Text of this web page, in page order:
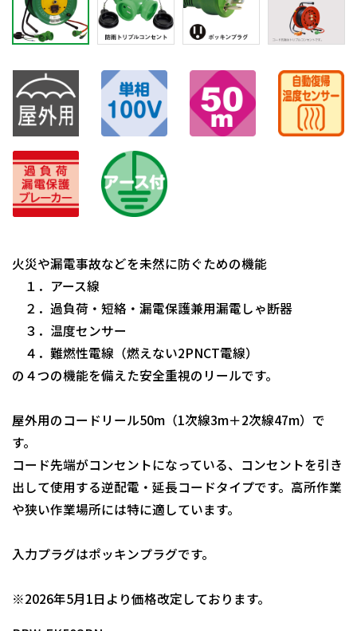
火災や漏電事故などを未然に防ぐための機能
１．アース線
２．過負荷・短絡・漏電保護兼用漏電しゃ断器
３．温度センサー
４．難燃性電線（燃えない2PNCT電線）
の４つの機能を備えた安全重視のリールです。
屋外用のコードリール50m（1次線3m＋2次線47m）で
す。
コード先端がコンセントになっている、コンセントを引き
出して使用する逆配電・延長コードタイプです。高所作業
や狭い作業場所には特に適しています。
入力プラグはポッキンプラグです。
※2026年5月1日より価格改定しております。